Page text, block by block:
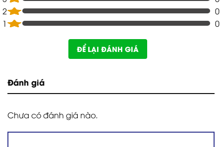
2
0
1
0
ĐỂ LẠI ĐÁNH GIÁ
Đánh giá
Chưa có đánh giá nào.